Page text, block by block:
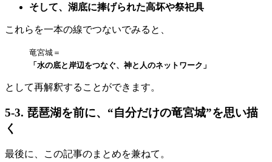
そして、湖底に捧げられた高坏や祭祀具
これらを一本の線でつないでみると、
竜宮城＝
「水の底と岸辺をつなぐ、神と人のネットワーク」
として再解釈することができます。
5-3. 琵琶湖を前に、“自分だけの竜宮城”を思い描
く
最後に、この記事のまとめを兼ねて。